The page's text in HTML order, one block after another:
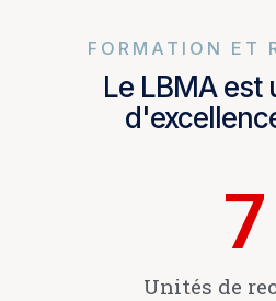
FORMATION ET
Le LBMA est
7
Unités de